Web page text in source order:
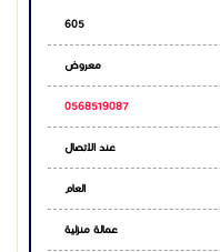
605
معروض
0568519087
عند الاتصال
العام
عمالة منزلية